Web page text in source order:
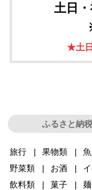
土日
★土日
ふるさと納
旅行 果物類
野菜類
お酒
飲料類
菓子